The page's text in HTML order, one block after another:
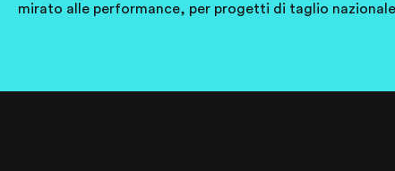
mirato alle performance, per progetti di taglio nazionale